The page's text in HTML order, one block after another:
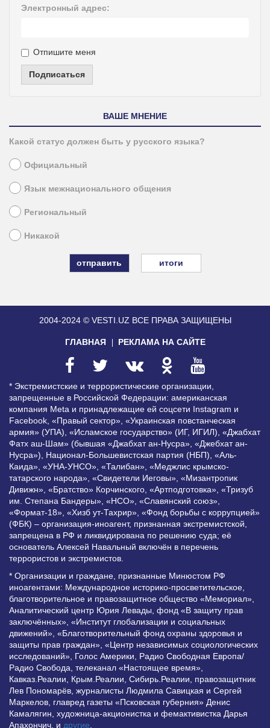
Электронный адрес:
Отпишите меня
Подписаться
ВАШЕ МНЕНИЕ
Какой статус должен быть у русского языка?
Официальный
Язык межнационального общения
Региональный
Никакой
итоги
2004-2024 © VESTI.UZ ВСЕ ПРАВА ЗАЩИЩЕНЫ
ГЛАВНАЯ РЕКЛАМА НА САЙТЕ
* Экстремистские и террористические организации,
запрещенные в Российской Федерации: американская
компания Meta и принадлежащие ей соцсети Instagram и
Facebook, «Правый сектор», «Украинская повстанческая
армия» (УПА), «Исламское государство» (ИГ, ИГИЛ), «Джабхат
Фатх аш-Шам» (бывшая «Джабхат ан-Нусра», «Джебхат ан-
Нусра»), Национал-Большевистская партия (НБП), «Аль-
Каида», «УНА-УНСО», «Талибан», «Меджлис крымско-
татарского народа», «Свидетели Иеговы», «Мизантропик
Дивижн», «Братство» Корчинского, «Артподготовка», «Тризуб
им. Степана Бандеры», «НСО», «Славянский союз»,
«Формат-18», «Хизб ут-Тахрир», «Фонд борьбы с коррупцией»
(ФБК) – организация-иноагент, признанная экстремистской,
запрещена в РФ и ликвидирована по решению суда; её
основатель Алексей Навальный включён в перечень
террористов и экстремистов.
* Организации и граждане, признанные Минюстом РФ
иноагентами: Международное историко-просветительское,
благотворительное и правозащитное общество «Мемориал»,
Аналитический центр Юрия Левады, фонд «В защиту прав
заключённых», «Институт глобализации и социальных
движений», «Благотворительный фонд охраны здоровья и
защиты прав граждан», «Центр независимых социологических
исследований», Голос Америки, Радио Свободная Европа/
Радио Свобода, телеканал «Настоящее время»,
Кавказ.Реалии, Крым.Реалии, Сибирь.Реалии, правозащитник
Лев Пономарёв, журналисты Людмила Савицкая и Сергей
Маркелов, главред газеты «Псковская губерния» Денис
Камалягин, художница-акционистка и фемактивистка Дарья
Апахончич. и другие.